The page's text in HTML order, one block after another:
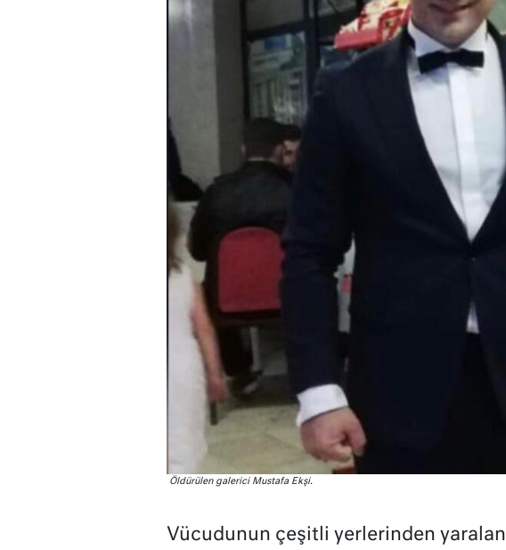
Öldürülen galerici Mustafa Ekşi.
Vücudunun çeşitli yerlerinden